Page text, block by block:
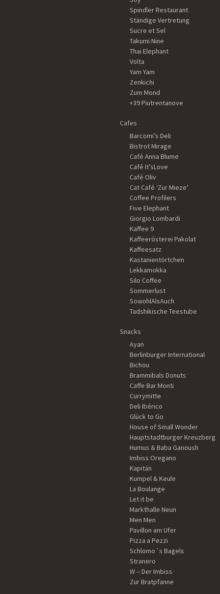
Spindler Restaurant
Ständige Vertretung
Sucre et Sel
Takumi Nine
Thai Elephant
Volta
Yam Yam
Zenkichi
Zum Mond
+39 Piutrentanove
Cafes
Barcomi’s Deli
Bistrot Mirage
Café Anna Blume
Café It’sLove
Café Oliv
Cat Café ‘Zur Mieze’
Coffee Profilers
Five Elephant
Giorgio Lombardi
Kaffee 9
Kaffeerösterei Pakolat
Kaffeesatz
Kastanientörtchen
Lekkamokka
Silo Coffee
Sommerlust
SowohlAlsAuch
Tadshikische Teestube
Snacks
Ayan
Berlinburger International
Bichou
Brammibals Donuts
Caffe Bar Monti
Currymitte
Deli Ibérico
Glück to Go
House of Small Wonder
Hauptstadtburger Kreuzberg
Humus & Baba Ganoush
Imbiss Oregano
Kapitän
Kumpel & Keule
La Boulange
Let it be
Markthalle Neun
Men Men
Pavillon am Ufer
Pizza a Pezzi
Schlomo´s Bagels
Stranero
W – Der Imbiss
Zur Bratpfanne